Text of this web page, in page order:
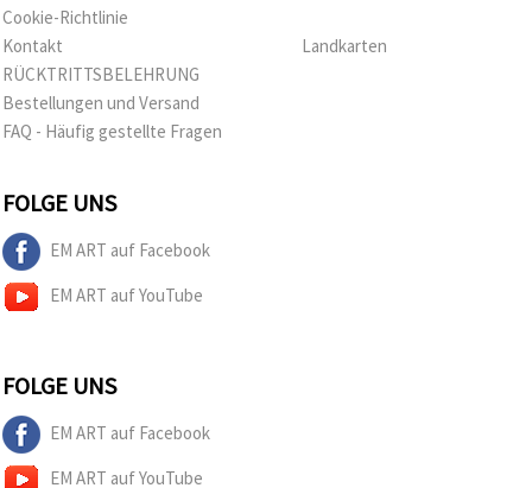
Cookie-Richtlinie
Kontakt
RÜCKTRITTSBELEHRUNG
Bestellungen und Versand
FAQ - Häufig gestellte Fragen
Landkarten
FOLGE UNS
EM ART auf Facebook
EM ART auf YouTube
FOLGE UNS
EM ART auf Facebook
EM ART auf YouTube